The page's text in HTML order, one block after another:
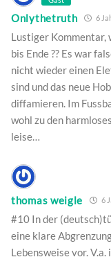
Onlythetruth 6
Lustiger Kommentar,
bis Ende ?? Es war
nicht wieder einen
sind und das neue
diffamieren. Im
wohl zu den
leise…
thomas weigle 6
#10 In der
eine klare
Lebensweise vor.